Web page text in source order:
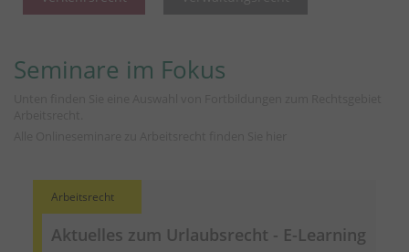
Seminare im Fokus
Arbeitsrecht
Aktuelles zum Urlaubsrecht - E-Learning